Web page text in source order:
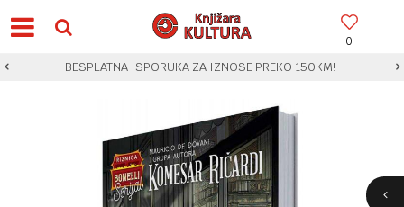
0
BESPLATNA ISPORUKA ZA IZNOSE PREKO 150KM!